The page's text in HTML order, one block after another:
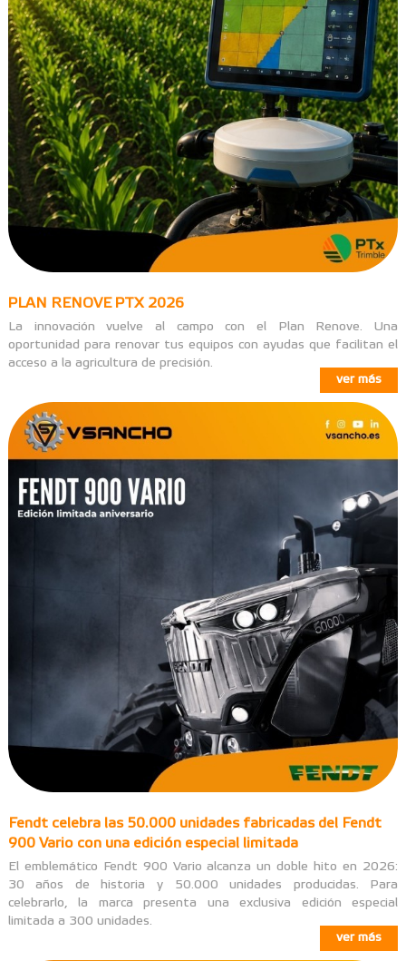
PLAN RENOVE PTX 2026
La innovación vuelve al campo con el Plan Renove. Una
oportunidad para renovar tus equipos con ayudas que facilitan el
acceso a la agricultura de precisión.
ver más
Fendt celebra las 50.000 unidades fabricadas del Fendt
900 Vario con una edición especial limitada
El emblemático Fendt 900 Vario alcanza un doble hito en 2026:
30 años de historia y 50.000 unidades producidas. Para
celebrarlo, la marca presenta una exclusiva edición especial
limitada a 300 unidades.
ver más